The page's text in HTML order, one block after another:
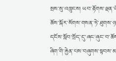
སྲས་སུ་འཁྲུངས།